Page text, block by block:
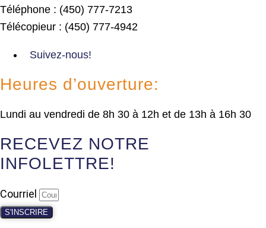
Téléphone : (450) 777-7213
Télécopieur : (450) 777-4942
Suivez-nous!
Heures d’ouverture:
Lundi au vendredi de 8h 30 à 12h et de 13h à 16h 30
RECEVEZ NOTRE
INFOLETTRE!
Courriel
S'INSCRIRE